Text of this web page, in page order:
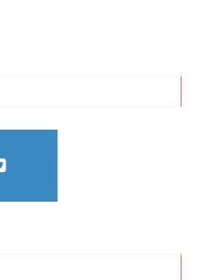
TELEFÓNICO